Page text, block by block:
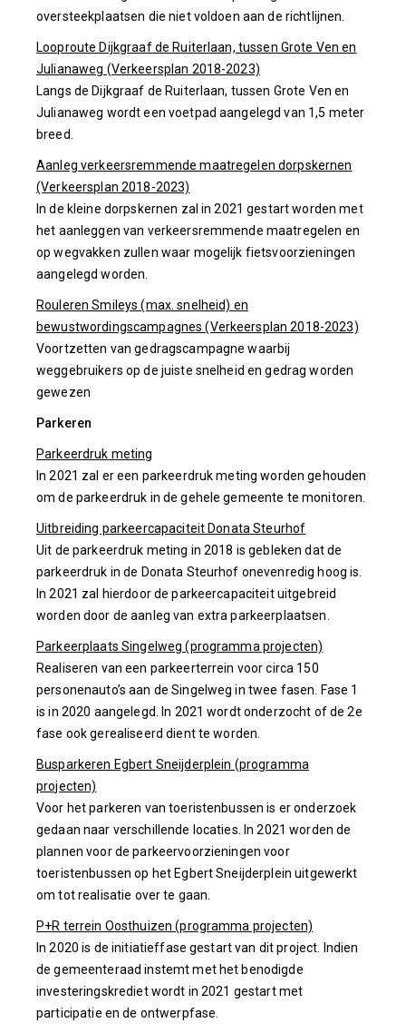
oversteekplaatsen die niet voldoen aan de richtlijnen.
Looproute Dijkgraaf de Ruiterlaan, tussen Grote Ven en
Julianaweg (Verkeersplan 2018-2023)
Langs de Dijkgraaf de Ruiterlaan, tussen Grote Ven en
Julianaweg wordt een voetpad aangelegd van 1,5 meter
breed.
Aanleg verkeersremmende maatregelen dorpskernen
(Verkeersplan 2018-2023)
In de kleine dorpskernen zal in 2021 gestart worden met
het aanleggen van verkeersremmende maatregelen en
op wegvakken zullen waar mogelijk fietsvoorzieningen
aangelegd worden.
Rouleren Smileys (max. snelheid) en
bewustwordingscampagnes (Verkeersplan 2018-2023)
Voortzetten van gedragscampagne waarbij
weggebruikers op de juiste snelheid en gedrag worden
gewezen
Parkeren
Parkeerdruk meting
In 2021 zal er een parkeerdruk meting worden gehouden
om de parkeerdruk in de gehele gemeente te monitoren.
Uitbreiding parkeercapaciteit Donata Steurhof
Uit de parkeerdruk meting in 2018 is gebleken dat de
parkeerdruk in de Donata Steurhof onevenredig hoog is.
In 2021 zal hierdoor de parkeercapaciteit uitgebreid
worden door de aanleg van extra parkeerplaatsen.
Parkeerplaats Singelweg (programma projecten)
Realiseren van een parkeerterrein voor circa 150
personenauto’s aan de Singelweg in twee fasen. Fase 1
is in 2020 aangelegd. In 2021 wordt onderzocht of de 2e
fase ook gerealiseerd dient te worden.
Busparkeren Egbert Sneijderplein (programma
projecten)
Voor het parkeren van toeristenbussen is er onderzoek
gedaan naar verschillende locaties. In 2021 worden de
plannen voor de parkeervoorzieningen voor
toeristenbussen op het Egbert Sneijderplein uitgewerkt
om tot realisatie over te gaan.
P+R terrein Oosthuizen (programma projecten)
In 2020 is de initiatieffase gestart van dit project. Indien
de gemeenteraad instemt met het benodigde
investeringskrediet wordt in 2021 gestart met
participatie en de ontwerpfase.